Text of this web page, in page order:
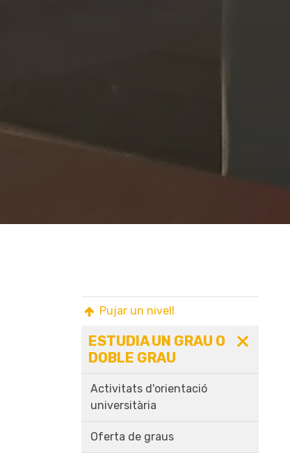
Pujar un nivell
ESTUDIA UN GRAU O
DOBLE GRAU
Activitats d'orientació
universitària
Oferta de graus